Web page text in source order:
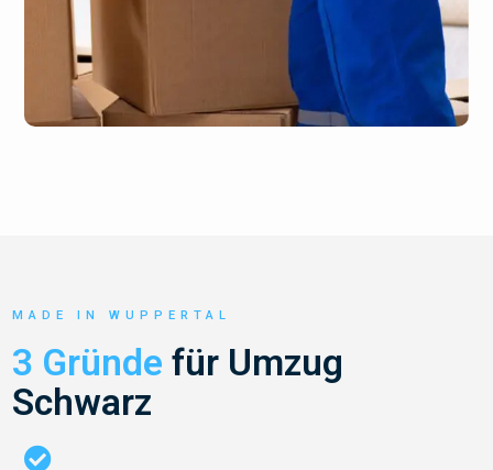
MADE IN WUPPERTAL
3 Gründe für Umzug
Schwarz